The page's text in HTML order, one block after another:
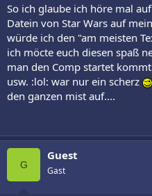
So ich glaube ich höre mal
Datein von Star Wars auf
würde ich den "am meisten
ich möcte euch diesen spaß
man den Comp startet
usw. :lol: war nur ein scherz
den ganzen mist auf....
G
Guest
Gast